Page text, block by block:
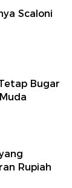
Scaloni
Bugar
Rupiah